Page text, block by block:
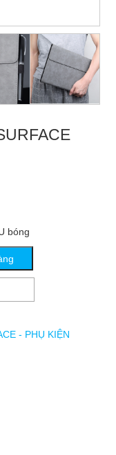
bóng
- PHỤ KIỆN